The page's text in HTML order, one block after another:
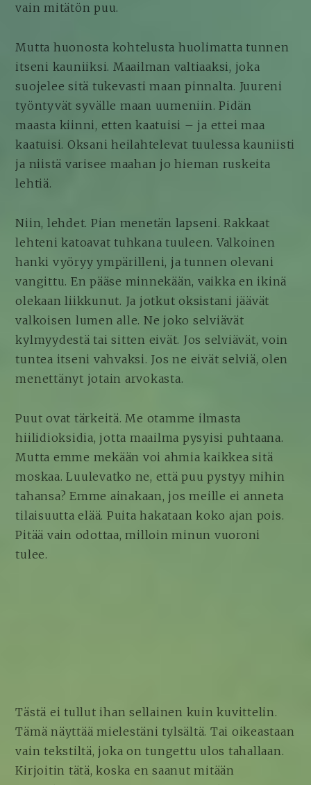
vain mitätön puu.
Mutta huonosta kohtelusta huolimatta tunnen
itseni kauniiksi. Maailman valtiaaksi, joka
suojelee sitä tukevasti maan pinnalta. Juureni
työntyvät syvälle maan uumeniin. Pidän
maasta kiinni, etten kaatuisi – ja ettei maa
kaatuisi. Oksani heilahtelevat tuulessa kauniisti
ja niistä varisee maahan jo hieman ruskeita
lehtiä.
Niin, lehdet. Pian menetän lapseni. Rakkaat
lehteni katoavat tuhkana tuuleen. Valkoinen
hanki vyöryy ympärilleni, ja tunnen olevani
vangittu. En pääse minnekään, vaikka en ikinä
olekaan liikkunut. Ja jotkut oksistani jäävät
valkoisen lumen alle. Ne joko selviävät
kylmyydestä tai sitten eivät. Jos selviävät, voin
tuntea itseni vahvaksi. Jos ne eivät selviä, olen
menettänyt jotain arvokasta.
Puut ovat tärkeitä. Me otamme ilmasta
hiilidioksidia, jotta maailma pysyisi puhtaana.
Mutta emme mekään voi ahmia kaikkea sitä
moskaa. Luulevatko ne, että puu pystyy mihin
tahansa? Emme ainakaan, jos meille ei anneta
tilaisuutta elää. Puita hakataan koko ajan pois.
Pitää vain odottaa, milloin minun vuoroni
tulee.
Tästä ei tullut ihan sellainen kuin kuvittelin.
Tämä näyttää mielestäni tylsältä. Tai oikeastaan
vain tekstiltä, joka on tungettu ulos tahallaan.
Kirjoitin tätä, koska en saanut mitään